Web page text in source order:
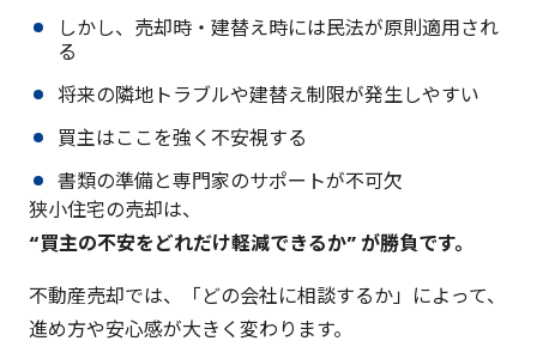
しかし、売却時・建替え時には民法が原則適用され
る
将来の隣地トラブルや建替え制限が発生しやすい
買主はここを強く不安視する
書類の準備と専門家のサポートが不可欠
狭小住宅の売却は、
“買主の不安をどれだけ軽減できるか” が勝負です。
不動産売却では、「どの会社に相談するか」によって、
進め方や安心感が大きく変わります。